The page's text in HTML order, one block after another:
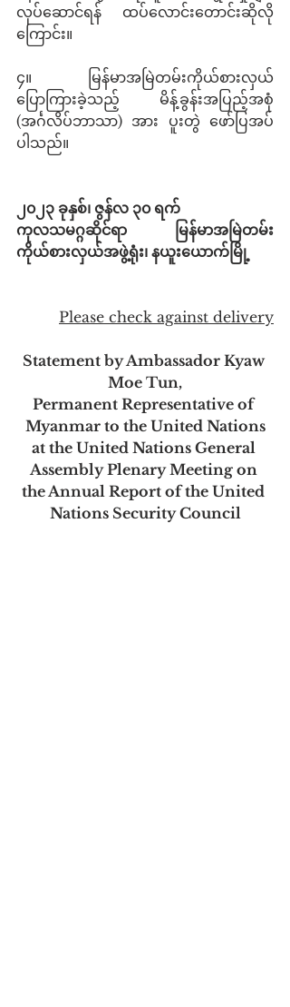
လုပ်ဆောင်ရန် ထပ်လောင်းတောင်းဆိုလို
ကြောင်း။
၄။       မြန်မာအမြဲတမ်းကိုယ်စားလှယ်
ပြောကြားခဲ့သည့် မိန့်ခွန်းအပြည့်အစုံ
(အင်္ဂလိပ်ဘာသာ) အား ပူးတွဲ ဖော်ပြအပ်
ပါသည်။
၂၀၂၃ ခုနှစ်၊ ဇွန်လ ၃၀ ရက်
ကုလသမဂ္ဂဆိုင်ရာ မြန်မာအမြဲတမ်း
ကိုယ်စားလှယ်အဖွဲ့ရုံး၊ နယူးယောက်မြို့
Please check against delivery
Statement by Ambassador Kyaw
Moe Tun,
Permanent Representative of
Myanmar to the United Nations
at the United Nations General
Assembly Plenary Meeting on
the Annual Report of the United
Nations Security Council